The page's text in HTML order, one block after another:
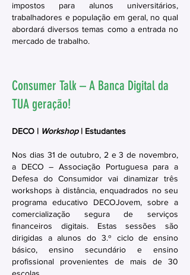
impostos para alunos universitários,
trabalhadores e população em geral, no qual
abordará diversos temas como a entrada no
mercado de trabalho.
Consumer Talk – A Banca Digital da
TUA geração!
DECO | Workshop | Estudantes
Nos dias 31 de outubro, 2 e 3 de novembro,
a DECO – Associação Portuguesa para a
Defesa do Consumidor vai dinamizar três
workshops à distância, enquadrados no seu
programa educativo DECOJovem, sobre a
comercialização segura de serviços
financeiros digitais. Estas sessões são
dirigidas a alunos do 3.º ciclo de ensino
básico, ensino secundário e ensino
profissional provenientes de mais de 30